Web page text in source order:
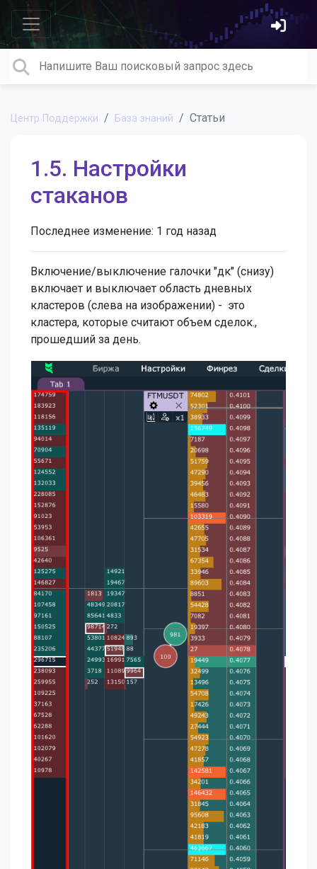
Центр Поддержки База знаний Статьи
1.5. Настройки
стаканов
Последнее изменение: 1 год назад
Включение/выключение галочки "дк" (снизу)
включает и выключает область дневных
кластеров (слева на изображении) - это
кластера, которые считают объем сделок.,
прошедший за день.